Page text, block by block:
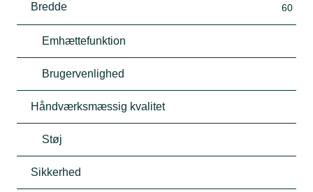
Bredde 60
Emhættefunktion
Brugervenlighed
Håndværksmæssig kvalitet
Støj
Sikkerhed